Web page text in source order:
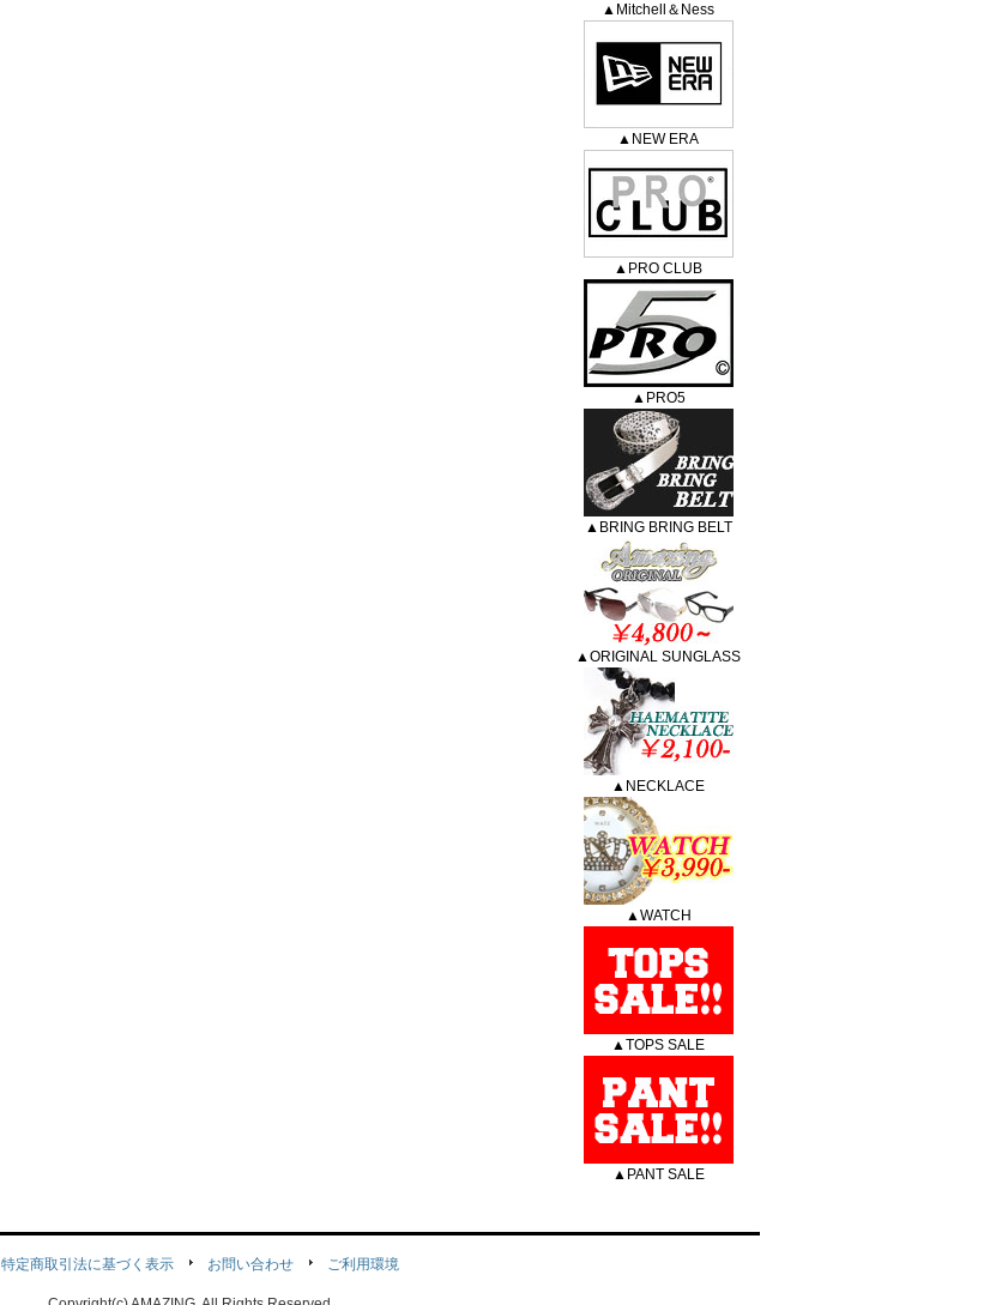
▲Mitchell＆Ness
▲NEW ERA
▲PRO CLUB
▲PRO5
▲BRING BRING BELT
▲ORIGINAL SUNGLASS
▲NECKLACE
▲WATCH
▲TOPS SALE
▲PANT SALE
特定商取引法に基づく表示 お問い合わせ ご利用環境